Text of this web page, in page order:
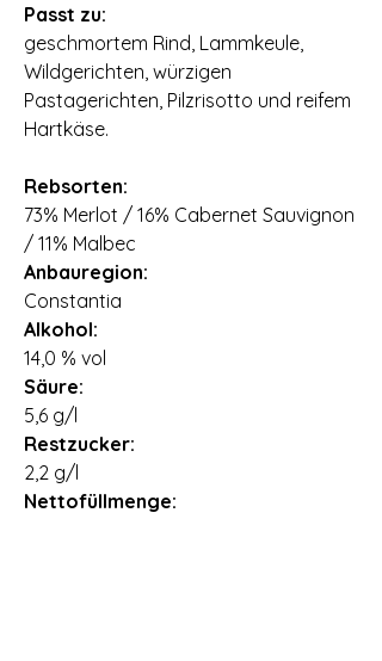
Passt zu:
geschmortem Rind, Lammkeule,
Wildgerichten, würzigen
Pastagerichten, Pilzrisotto und reifem
Hartkäse.
Rebsorten:
73% Merlot / 16% Cabernet Sauvignon
/ 11% Malbec
Anbauregion:
Constantia
Alkohol:
14,0 % vol
Säure:
5,6 g/l
Restzucker:
2,2 g/l
Nettofüllmenge: